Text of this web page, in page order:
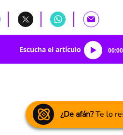
Escucha el artículo 00:00
¿De afán?Te lo